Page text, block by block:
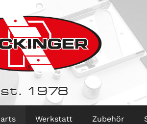
1978
Werkstatt Zubehör